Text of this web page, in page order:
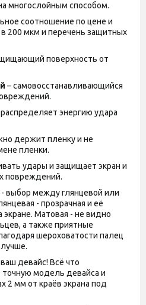
многослойным способом.
соотношение по цене и
200 мкм и перечень защитных
поверхность от
– самовосстанавливающийся
распределяет энергию удара
держит пленку и не
пленки.
удары и защищает экран и
повреждений.
между глянцевой или
- прозрачная и её
экране. Матовая - не видно
а также приятные
шероховатости палец
девайс! Всё что
точную модель девайса и
2 мм от краёв экрана под